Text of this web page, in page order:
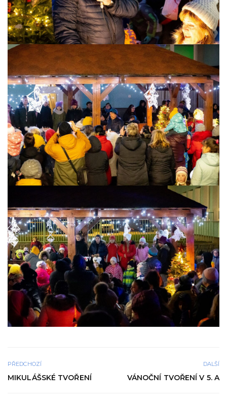
PŘEDCHOZÍ
MIKULÁŠSKÉ TVOŘENÍ
DALŠÍ
VÁNOČNÍ TVOŘENÍ V 5. A